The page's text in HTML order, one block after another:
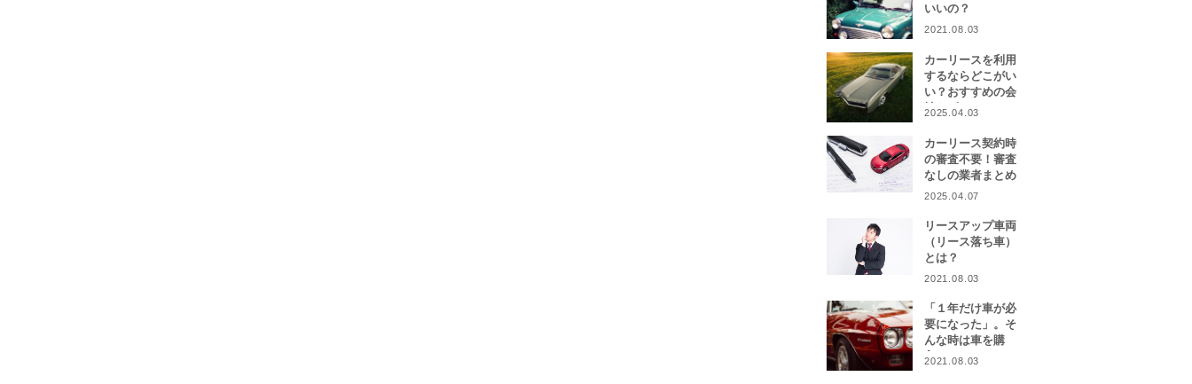
いいの？
2021.08.03
カーリースを利用
するならどこがい
い？おすすめの会
社をピックアッ
2025.04.03
カーリース契約時
の審査不要！審査
なしの業者まとめ
2025.04.07
リースアップ車両
（リース落ち車）
とは？
2021.08.03
「１年だけ車が必
要になった」。そ
んな時は車を購
入？カーリース？
2021.08.03